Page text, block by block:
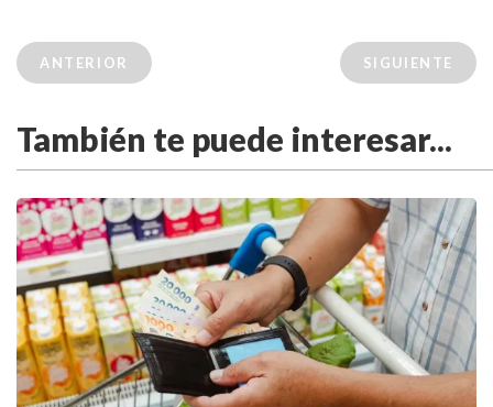
ANTERIOR SIGUIENTE
También te puede interesar...